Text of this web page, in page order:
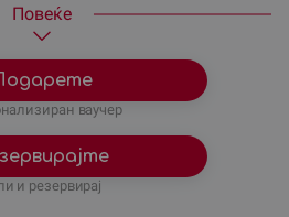
за тројца во
Повеќе
ваучер
и резервирај